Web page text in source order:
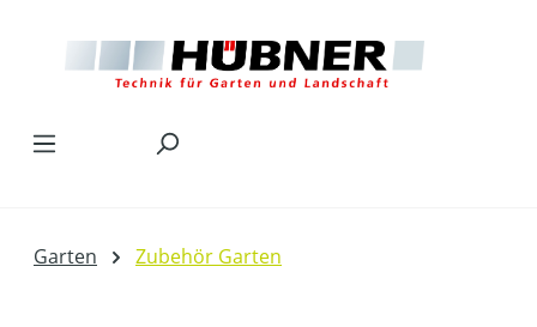
Garten Zubehör Garten